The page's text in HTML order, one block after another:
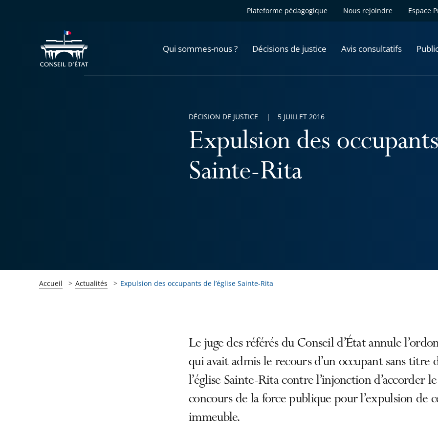
Plateforme pédagogique Nous rejoindre Espace
Qui sommes-nous ? Décisions de justice Avis consultatifs
Expulsion des
Sainte-Rita
DÉCISION DE JUSTICE 5 JUILLET 2016
Accueil Actualités Expulsion des occupants de l’église Sainte-Rita
Le juge des référés du Conseil d’État annule
qui avait admis le recours d’un occupant sans titre
l’église Sainte-Rita contre l’injonction d’accorder le
concours de la force publique pour l’expulsion de
immeuble.